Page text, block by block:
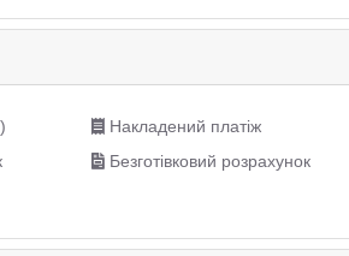
Накладений платіж
Безготівковий розрахунок